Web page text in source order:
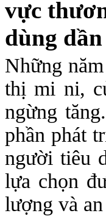
vực
dùng
Những
thị mi ni,
ngừng
phần phát
người tiêu
lựa chọn
lượng và